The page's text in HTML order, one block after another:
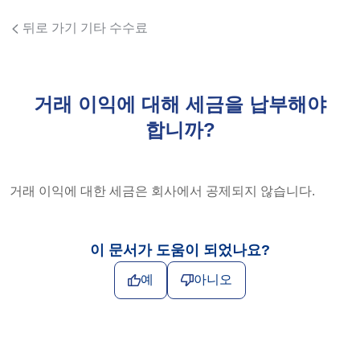
뒤로 가기 기타 수수료
거래 이익에 대해 세금을 납부해야
합니까?
거래 이익에 대한 세금은 회사에서 공제되지 않습니다.
이 문서가 도움이 되었나요?
예 아니오